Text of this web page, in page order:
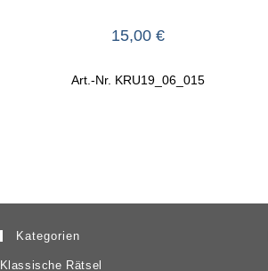
15,00 €
Art.-Nr. KRU19_06_015
Kategorien
Klassische Rätsel